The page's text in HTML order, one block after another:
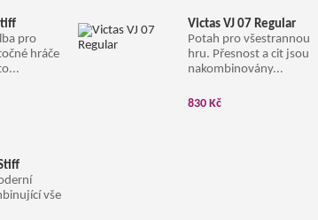
pro
hráče
Victas VJ 07 Regular
Potah pro všestrannou
hru. Přesnost a cit jsou
nakombinovány...
830 Kč
vše